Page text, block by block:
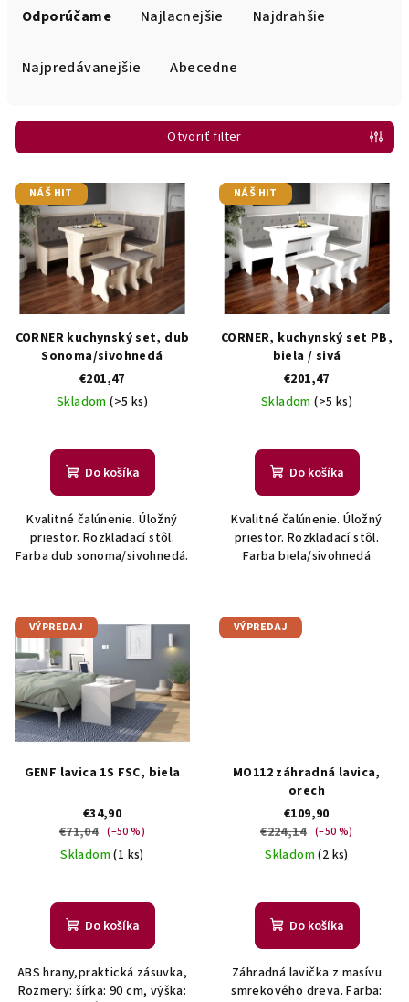
e
r
o
d
u
o
Odporúčame Najlacnejšie Najdrahšie
Najpredávanejšie Abecedne
Otvoriť filter
V
ý
p
p
NÁŠ HIT
CORNER kuchynský set, dub
Sonoma/sivohnedá
€201,47
Skladom(>5 ks)
Do košíka
Kvalitné čalúnenie. Úložný
priestor. Rozkladací stôl.
Farba dub sonoma/sivohnedá.
NÁŠ HIT
CORNER, kuchynský set PB,
biela / sivá
€201,47
Skladom(>5 ks)
Do košíka
Kvalitné čalúnenie. Úložný
priestor. Rozkladací stôl.
Farba biela/sivohnedá
VÝPREDAJ
GENF lavica 1S FSC, biela
€34,90
€71,04 (–50 %)
Skladom(1 ks)
Do košíka
ABS hrany,praktická zásuvka,
Rozmery: šírka: 90 cm, výška:
VÝPREDAJ
MO112 záhradná lavica,
orech
€109,90
€224,14 (–50 %)
Skladom(2 ks)
Do košíka
Záhradná lavička z masívu
smrekového dreva. Farba: